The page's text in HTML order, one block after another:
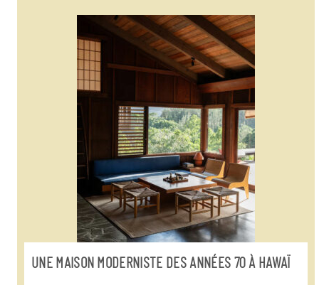
UNE MAISON MODERNISTE DES ANNÉES 70 À HAWAÏ